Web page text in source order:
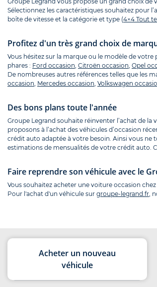
Sélectionnez les caractéristiques souhaitez pour
boîte de vitesse et la catégorie et type (4×4 Tout
Profitez d'un très grand choix de
Vous hésitez sur la marque ou le modèle de
phares : Ford occasion Citroën occasion Opel
De nombreuses autres références telles que les
occasion Mercedes occasion Volkswagen
Des bons plans toute l'année
Groupe Legrand souhaite réinventer l’achat de
proposons à l’achat des véhicules d’occasion
crédit auto adaptée à votre besoin. Ainsi vous ne
estimations de mensualités de votre crédit auto.
Faire reprendre son véhicule avec le
Vous souhaitez acheter une voiture occasion
Pour l'achat d'un véhicule sur groupe-legrand.fr ,
Acheter un nouveau
véhicule